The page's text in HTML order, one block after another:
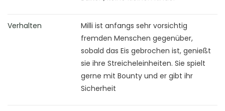
Verhalten
Milli ist anfangs sehr vorsichtig
fremden Menschen gegenüber,
sobald das Eis gebrochen ist, genießt
sie ihre Streicheleinheiten. Sie spielt
gerne mit Bounty und er gibt ihr
Sicherheit